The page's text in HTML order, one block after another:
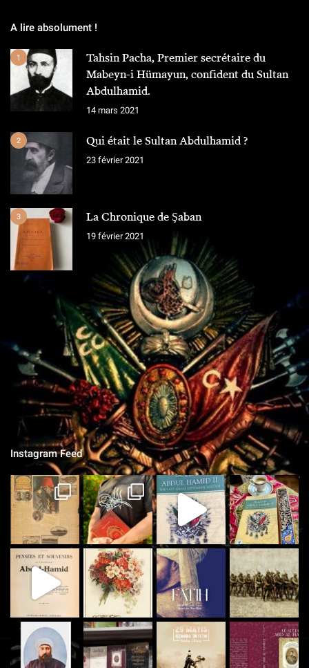
A lire absolument !
1
Tahsin Pacha, Premier secrétaire du
Mabeyn-i Hümayun, confident du Sultan
Abdulhamid.
14 mars 2021
2 Qui était le Sultan Abdulhamid ?
23 février 2021
3 La Chronique de Şaban
19 février 2021
L'ÉQUIPE
Chroniques Ottomanes
"Si je tombe sur le champ de bataille, qu'on grave sur la pierre,
qu'on ne vit que ce que nous réserve notre destin..."
Instagram Feed